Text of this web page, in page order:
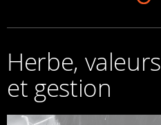
Herbe, valeurs
et ges­tion